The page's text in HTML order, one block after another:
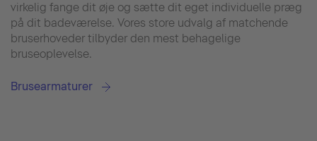
virkelig fange dit øje og sætte dit eget individuelle præg
på dit badeværelse. Vores store udvalg af matchende
bruserhoveder tilbyder den mest behagelige
bruseoplevelse.
Brusearmaturer